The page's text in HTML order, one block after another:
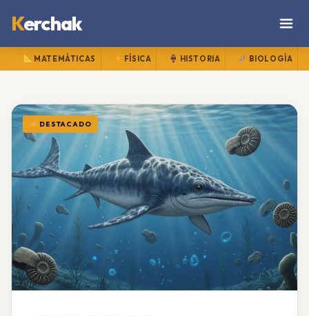
Kerchak
MATEMÁTICAS FÍSICA HISTORIA BIOLOGÍA
DESTACADO